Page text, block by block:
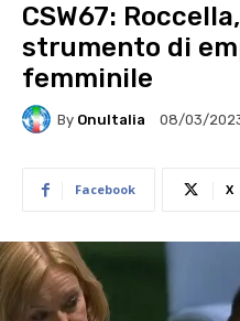
CSW67:
strumento di
femminile
By OnuItalia 08/03/
Facebook X